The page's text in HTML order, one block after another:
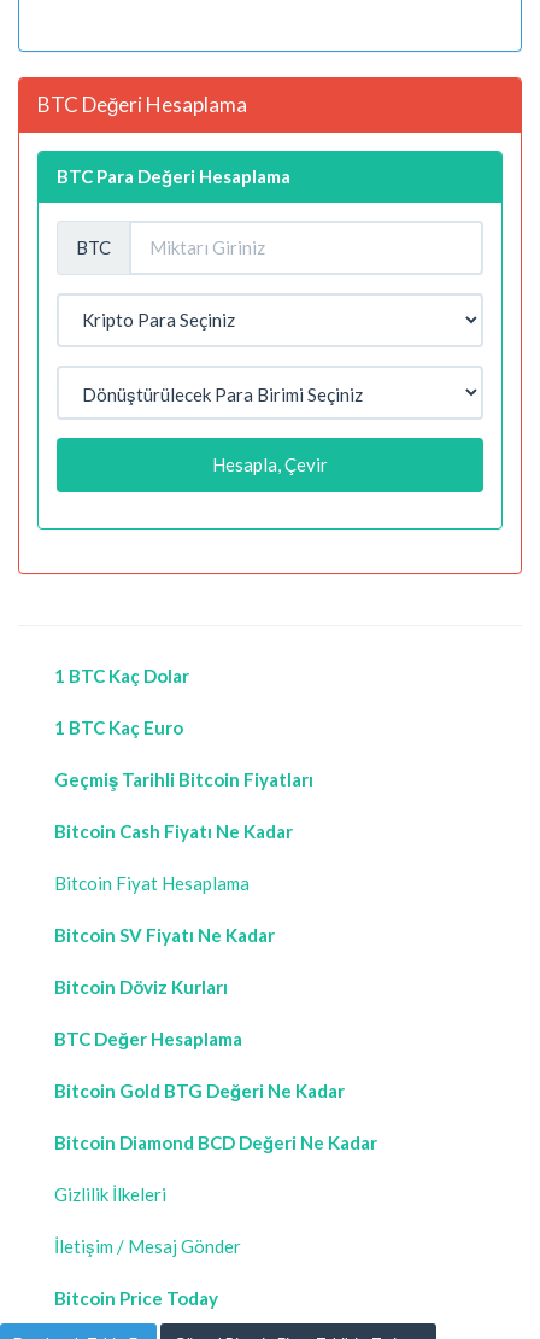
BTC Değeri Hesaplama
BTC Para Değeri Hesaplama
BTC
Hesapla, Çevir
1 BTC Kaç Dolar
1 BTC Kaç Euro
Geçmiş Tarihli Bitcoin Fiyatları
Bitcoin Cash Fiyatı Ne Kadar
Bitcoin Fiyat Hesaplama
Bitcoin SV Fiyatı Ne Kadar
Bitcoin Döviz Kurları
BTC Değer Hesaplama
Bitcoin Gold BTG Değeri Ne Kadar
Bitcoin Diamond BCD Değeri Ne Kadar
Gizlilik İlkeleri
İletişim / Mesaj Gönder
Bitcoin Price Today